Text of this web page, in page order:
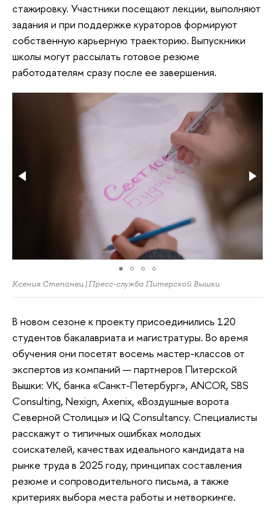
стажировку. Участники посещают лекции, выполняют
задания и при поддержке кураторов формируют
собственную карьерную траекторию. Выпускники
школы могут рассылать готовое резюме
работодателям сразу после ее завершения.
Ксения Степанец | Пресс-служба Питерской Вышки
В новом сезоне к проекту присоединились 120
студентов бакалавриата и магистратуры. Во время
обучения они посетят восемь мастер-классов от
экспертов из компаний — партнеров Питерской
Вышки: VK, банка «Санкт-Петербург», ANCOR, SBS
Consulting, Nexign, Axenix, «Воздушные ворота
Северной Столицы» и IQ Consultancy. Специалисты
расскажут о типичных ошибках молодых
соискателей, качествах идеального кандидата на
рынке труда в 2025 году, принципах составления
резюме и сопроводительного письма, а также
критериях выбора места работы и нетворкинге.